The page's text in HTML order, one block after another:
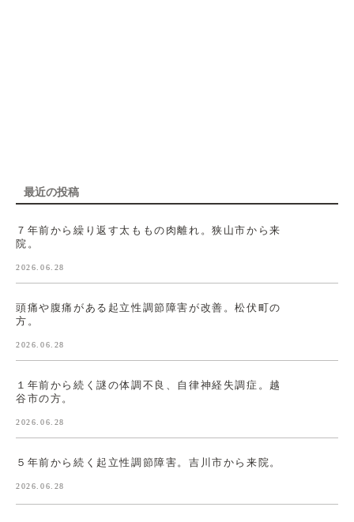
最近の投稿
７年前から繰り返す太ももの肉離れ。狭山市から来
院。
2026.06.28
頭痛や腹痛がある起立性調節障害が改善。松伏町の
方。
2026.06.28
１年前から続く謎の体調不良、自律神経失調症。越
谷市の方。
2026.06.28
５年前から続く起立性調節障害。吉川市から来院。
2026.06.28